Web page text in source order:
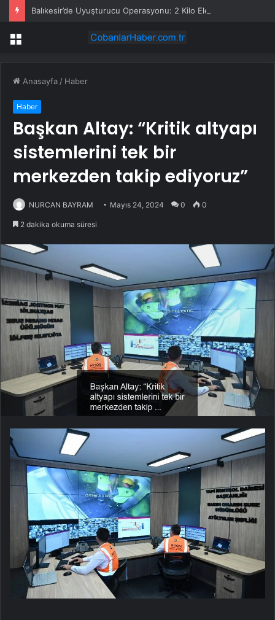
Balıkesir’de Uyuşturucu Operasyonu: 2 Kilo Ele Geçirildi
Menü
Anasayfa / Haber
Haber
Başkan Altay: “Kritik altyapı
sistemlerini tek bir
merkezden takip ediyoruz”
NURCAN BAYRAM Mayıs 24, 2024 0 0
2 dakika okuma süresi